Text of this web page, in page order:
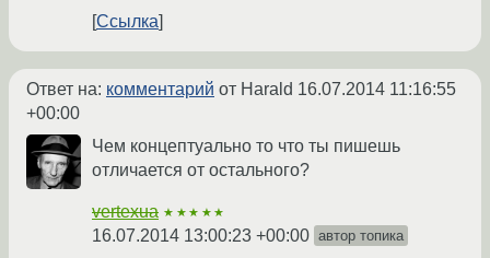
Ссылка
Ответ на: комментарий от Harald 16.07.2014 11:16:55
+00:00
Чем концептуально то что ты пишешь
отличается от остального?
vertexua ★★★★★
16.07.2014 13:00:23 +00:00 автор топика